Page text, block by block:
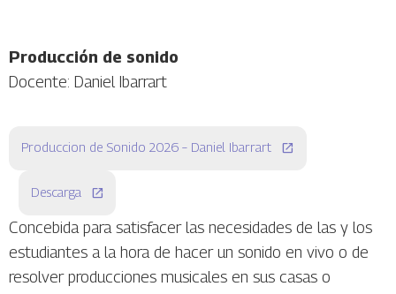
Producción de sonido
Docente: Daniel Ibarrart
Produccion de Sonido 2026 – Daniel Ibarrart
Descarga
Concebida para satisfacer las necesidades de las y los
estudiantes a la hora de hacer un sonido en vivo o de
resolver producciones musicales en sus casas o